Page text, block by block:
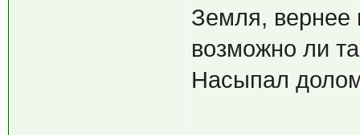
Земля, вернее
возможно ли
Насыпал